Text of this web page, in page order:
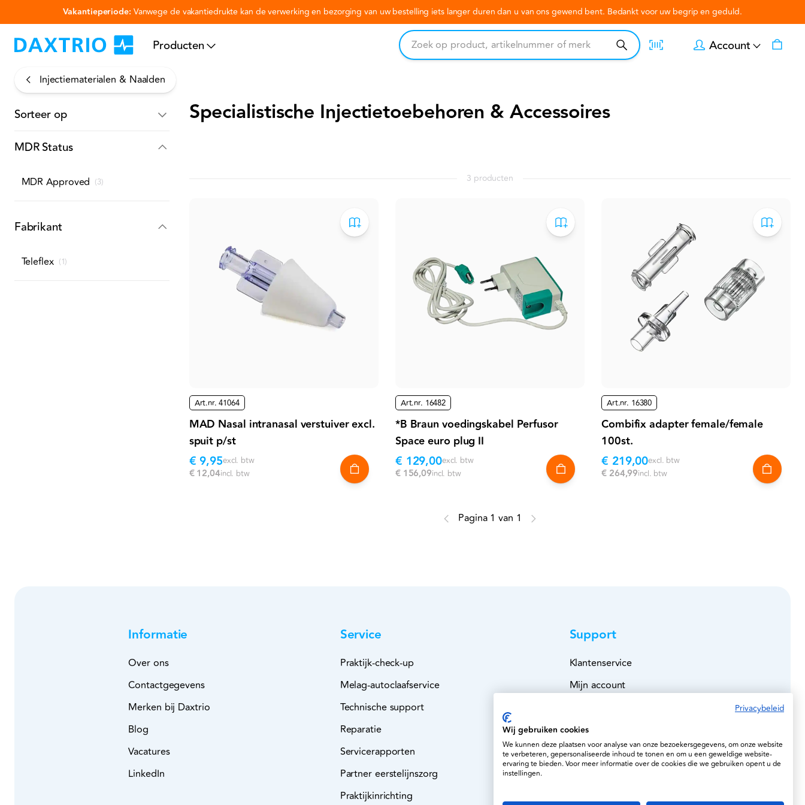
Vakantieperiode: Vanwege de vakantiedrukte kan de verwerking en bezorging van uw bestelling iets langer duren dan u van ons gewend bent. Bedankt voor uw begrip en geduld.
Producten Account
Injectiematerialen & Naalden
Sorteer op
MDR Status
MDR Approved (3)
Fabrikant
Teleflex (1)
Specialistische Injectietoebehoren & Accessoires
3 producten
Art.nr. 41064
MAD Nasal intranasal verstuiver excl.
spuit p/st
€ 9,95excl. btw
€ 12,04incl. btw
Art.nr. 16482
*B Braun voedingskabel Perfusor
Space euro plug II
€ 129,00excl. btw
€ 156,09incl. btw
Art.nr. 16380
Combifix adapter female/female
100st.
€ 219,00excl. btw
€ 264,99incl. btw
Pagina 1 van 1
Informatie
Over ons
Contactgegevens
Merken bij Daxtrio
Blog
Vacatures
LinkedIn
Service
Praktijk-check-up
Melag-autoclaafservice
Technische support
Reparatie
Servicerapporten
Partner eerstelijnszorg
Praktijkinrichting
Support
Klantenservice
Mijn account
Veilig betalen
Leveringen
Privacybeleid
Wij gebruiken cookies
We kunnen deze plaatsen voor analyse van onze bezoekersgegevens, om onze website
te verbeteren, gepersonaliseerde inhoud te tonen en om u een geweldige website-
ervaring te bieden. Voor meer informatie over de cookies die we gebruiken opent u de
instellingen.